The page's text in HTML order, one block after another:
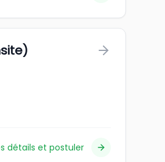
détails et postuler